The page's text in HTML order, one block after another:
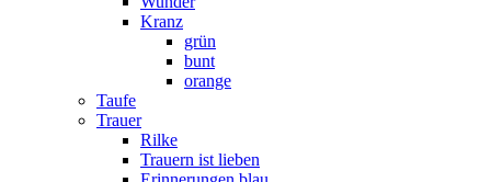
Kranz
grün
bunt
orange
Taufe
Trauer
Rilke
Trauern ist lieben